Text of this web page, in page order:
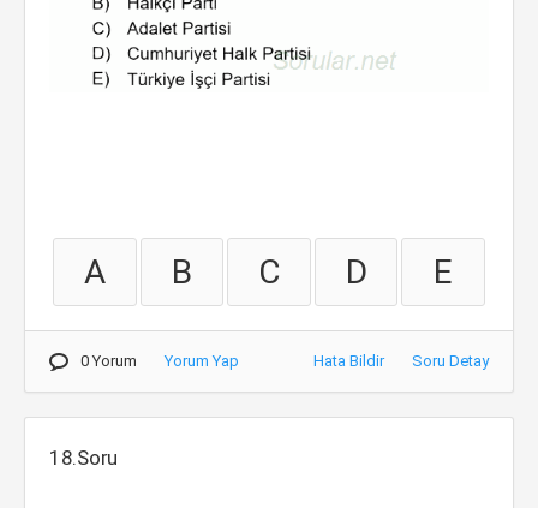
A B C D E
0 Yorum Yorum Yap Hata Bildir Soru Detay
18.Soru